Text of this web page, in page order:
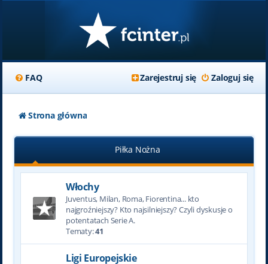
FAQ Zaloguj się
Zarejestruj się
Strona główna
Piłka Nożna
Włochy
Juventus, Milan, Roma, Fiorentina... kto
najgroźniejszy? Kto najsilniejszy? Czyli dyskusje o
potentatach Serie A.
Tematy:41
Ligi Europejskie